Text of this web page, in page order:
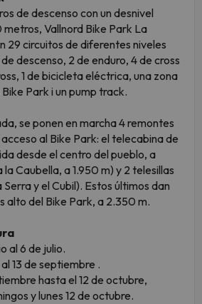
de descenso con un desnivel
Vallnord Bike Park La
29 circuitos de diferentes niveles
descenso, 2 de enduro, 4 de cross
1 de bicicleta eléctrica, una zona
Park i un pump track.
se ponen en marcha 4 remontes
al Bike Park: el telecabina de
desde el centro del pueblo, a
Caubella, a 1.950 m) y 2 telesillas
y el Cubil). Estos últimos dan
alto del Bike Park, a 2.350 m.
al 6 de julio.
13 de septiembre .
hasta el 12 de octubre,
y lunes 12 de octubre.